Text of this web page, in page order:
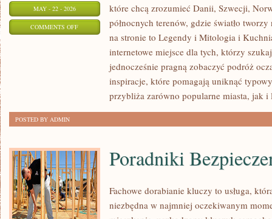
MAY - 22 - 2026
COMMENTS OFFON
które chcą zrozumieć Danii, Szwecji,
północnych terenów, gdzie światło
na stronie to Legendy i Mitologia i
internetowe miejsce dla tych, którzy
jednocześnie pragną zobaczyć podróż
inspiracje, które pomagają uniknąć
przybliża zarówno popularne miasta, jak i
POSTED BY ADMIN
Poradniki
Fachowe dorabianie kluczy to usługa,
niezbędna w najmniej oczekiwanym